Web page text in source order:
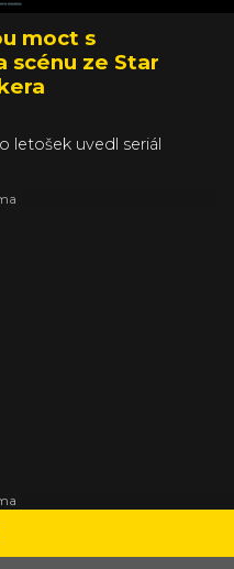
moct s
scénu ze Star
letošek uvedl seriál